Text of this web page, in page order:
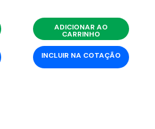
ADICIONAR AO
CARRINHO
INCLUIR NA COTAÇÃO